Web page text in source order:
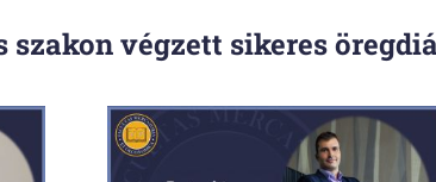
végzett sikeres